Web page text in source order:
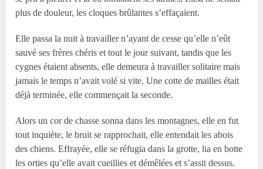
plus de douleur, les cloques brûlantes s’effaçaient.
Elle passa la nuit à travailler n’ayant de cesse qu’elle n’eût
sauvé ses frères chéris et tout le jour suivant, tandis que les
cygnes étaient absents, elle demeura à travailler solitaire mais
jamais le temps n’avait volé si vite. Une cotte de mailles était
déjà terminée, elle commençait la seconde.
Alors un cor de chasse sonna dans les montagnes, elle en fut
tout inquiète, le bruit se rapprochait, elle entendait les abois
des chiens. Effrayée, elle se réfugia dans la grotte, lia en botte
les orties qu’elle avait cueillies et démêlées et s’assit dessus.